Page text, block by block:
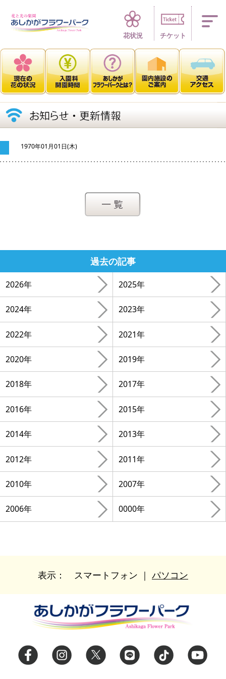
四季折々 花の
花状況 チケット
1970年01月01日(木)
過去の記事
2026年 2025年
2024年 2023年
2022年 2021年
2020年 2019年
2018年 2017年
2016年 2015年
2014年 2013年
2012年 2011年
2010年 2007年
2006年 0000年
表示： スマートフォン ｜ パソコン